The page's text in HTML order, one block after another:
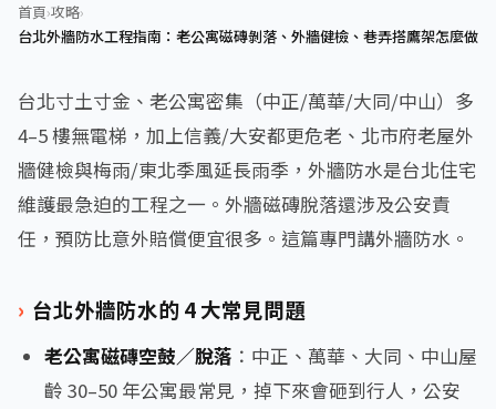
首頁›攻略›
台北外牆防水工程指南：老公寓磁磚剝落、外牆健檢、巷弄搭鷹架怎麼做
台北寸土寸金、老公寓密集（中正/萬華/大同/中山）多
4–5 樓無電梯，加上信義/大安都更危老、北市府老屋外
牆健檢與梅雨/東北季風延長雨季，外牆防水是台北住宅
維護最急迫的工程之一。外牆磁磚脫落還涉及公安責
任，預防比意外賠償便宜很多。這篇專門講外牆防水。
台北外牆防水的 4 大常見問題
老公寓磁磚空鼓／脫落 ：中正、萬華、大同、中山屋
齡 30–50 年公寓最常見，掉下來會砸到行人，公安